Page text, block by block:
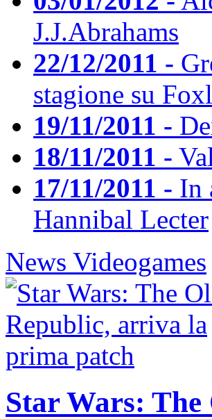
J.J.Abrahams
22/12/2011 -
stagione su
19/11/2011 -
18/11/2011 -
17/11/2011 - In
Hannibal Lecter
News Videogames
Star Wars: